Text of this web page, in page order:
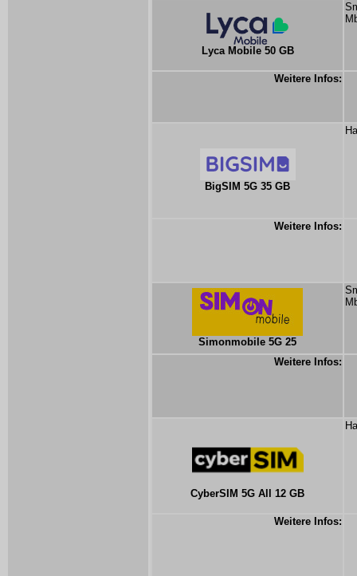
Lyca Mobile 50 GB
Weitere Infos:
BigSIM 5G 35 GB
Weitere Infos:
Simonmobile 5G 25
Weitere Infos:
CyberSIM 5G All 12 GB
Weitere Infos: